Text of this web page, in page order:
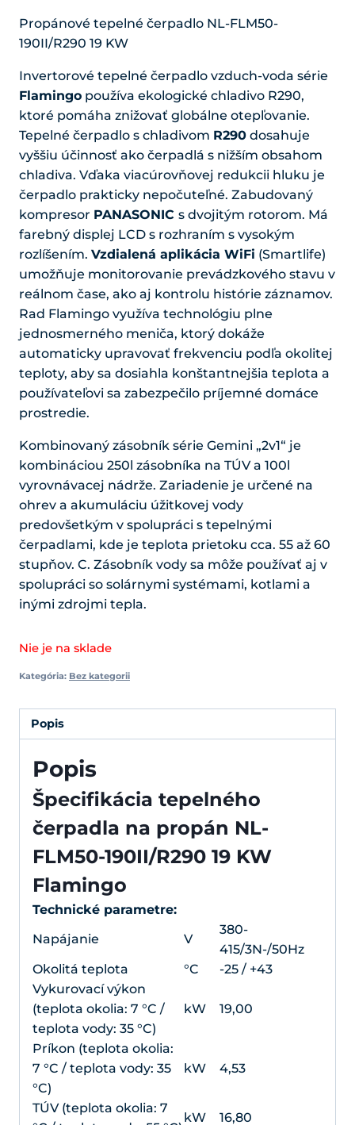
Propánové tepelné čerpadlo NL-FLM50-
190II/R290 19 KW
Invertorové tepelné čerpadlo vzduch-voda série
Flamingo používa ekologické chladivo R290,
ktoré pomáha znižovať globálne otepľovanie.
Tepelné čerpadlo s chladivom R290 dosahuje
vyššiu účinnosť ako čerpadlá s nižším obsahom
chladiva. Vďaka viacúrovňovej redukcii hluku je
čerpadlo prakticky nepočuteľné. Zabudovaný
kompresor PANASONIC s dvojitým rotorom. Má
farebný displej LCD s rozhraním s vysokým
rozlíšením. Vzdialená aplikácia WiFi (Smartlife)
umožňuje monitorovanie prevádzkového stavu v
reálnom čase, ako aj kontrolu histórie záznamov.
Rad Flamingo využíva technológiu plne
jednosmerného meniča, ktorý dokáže
automaticky upravovať frekvenciu podľa okolitej
teploty, aby sa dosiahla konštantnejšia teplota a
používateľovi sa zabezpečilo príjemné domáce
prostredie.
Kombinovaný zásobník série Gemini „2v1“ je
kombináciou 250l zásobníka na TÚV a 100l
vyrovnávacej nádrže. Zariadenie je určené na
ohrev a akumuláciu úžitkovej vody
predovšetkým v spolupráci s tepelnými
čerpadlami, kde je teplota prietoku cca. 55 až 60
stupňov. C. Zásobník vody sa môže používať aj v
spolupráci so solárnymi systémami, kotlami a
inými zdrojmi tepla.
Nie je na sklade
Kategória: Bez kategorii
Popis
Popis
Špecifikácia tepelného
čerpadla na propán NL-
FLM50-190II/R290 19 KW
Flamingo
Technické parametre:
Napájanie
V
380-
415/3N-/50Hz
Okolitá teplota
°C
-25 / +43
Vykurovací výkon
(teplota okolia: 7 °C /
teplota vody: 35 °C)
kW 19,00
Príkon (teplota okolia:
7 °C / teplota vody: 35
°C)
kW 4,53
TÚV (teplota okolia: 7
kW 16,80